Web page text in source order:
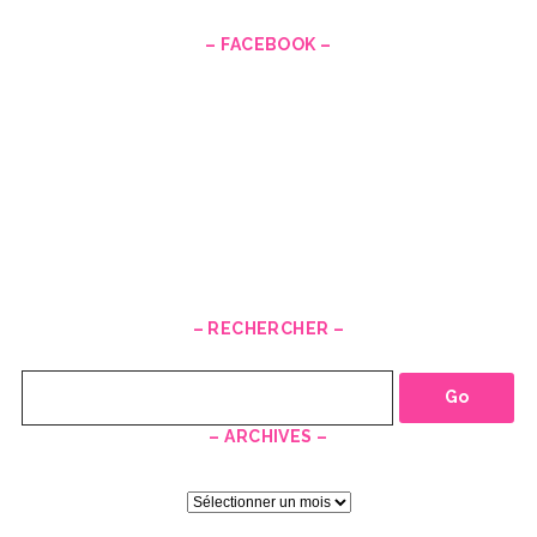
– FACEBOOK –
– RECHERCHER –
– ARCHIVES –
ARCHIVES